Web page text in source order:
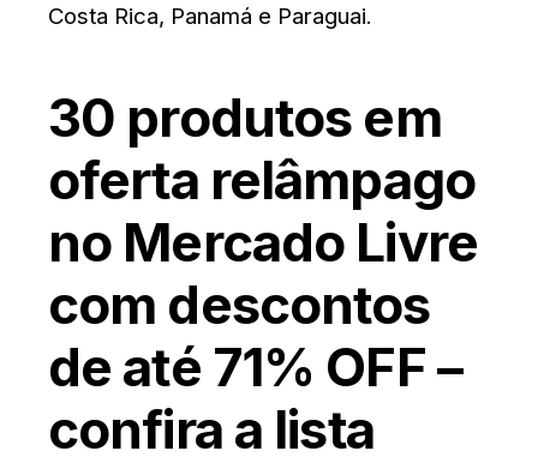
Costa Rica, Panamá e Paraguai.
30 produtos em
oferta relâmpago
no Mercado Livre
com descontos
de até 71% OFF –
confira a lista